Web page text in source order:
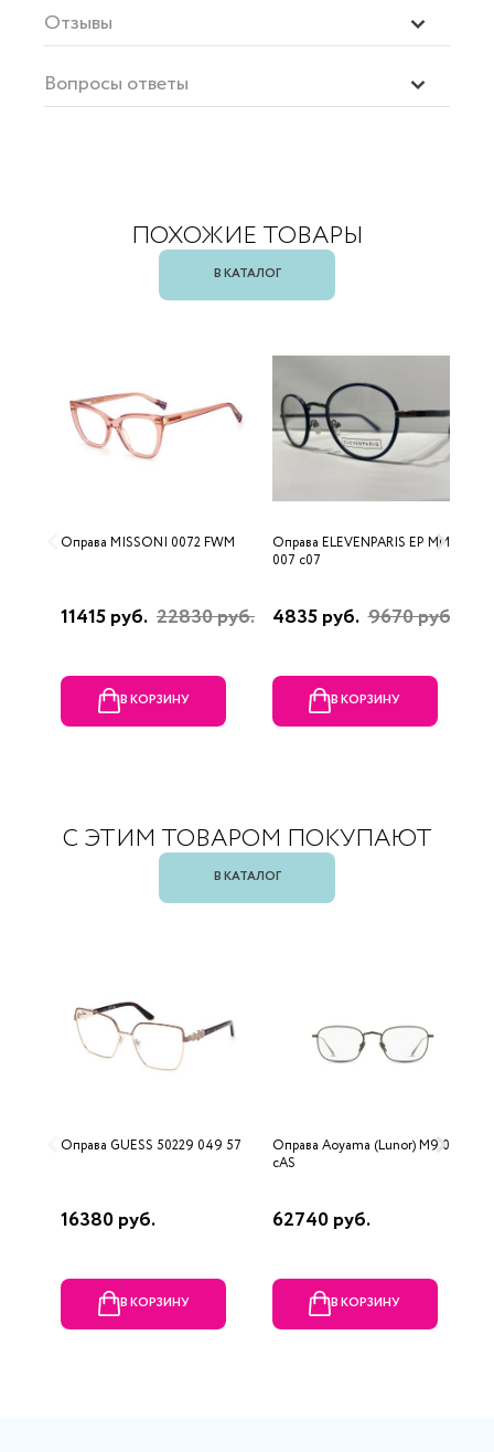
Отзывы
Вопросы ответы
ПОХОЖИЕ ТОВАРЫ
В КАТАЛОГ
Оправа MISSONI 0072 FWM
11415 руб. 22830 руб.
В КОРЗИНУ
Оправа ELEVENPARIS EP MM
007 c07
4835 руб. 9670 руб.
В КОРЗИНУ
С ЭТИМ ТОВАРОМ ПОКУПАЮТ
В КАТАЛОГ
Оправа GUESS 50229 049 57
16380 руб.
В КОРЗИНУ
Оправа Aoyama (Lunor) M9 04
сAS
62740 руб.
В КОРЗИНУ